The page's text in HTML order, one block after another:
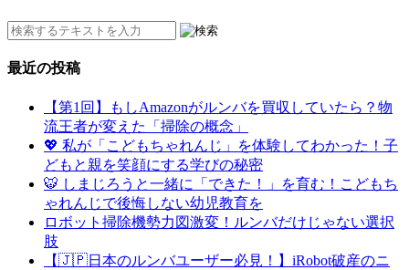
最近の投稿
【第1回】もしAmazonがルンバを買収していたら？物
流王者が変えた「掃除の概念」
💖 私が「こどもちゃれんじ」を体験してわかった！子
どもと親を笑顔にする学びの秘密
🐯 しまじろうと一緒に「できた！」を育む！こどもち
ゃれんじで後悔しない幼児教育を
ロボット掃除機勢力図激変！ルンバだけじゃない選択
肢
【🇯🇵日本のルンバユーザー必見！】iRobot破産のニ